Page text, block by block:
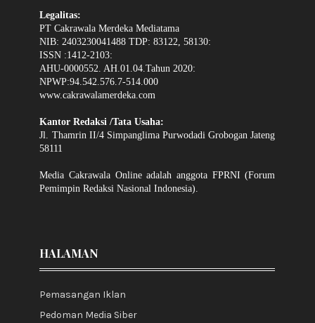
Legalitas:
PT Cakrawala Merdeka Mediatama
NIB: 2403230041488 TDP: 83122, 58130:
ISSN :1412-2103:
AHU-0000552. AH.01.04.Tahun 2020:
NPWP:94.542.576.7-514.000
www.cakrawalamerdeka.com
Kantor Redaksi /Tata Usaha:
Jl. Thamrin II/4 Simpanglima Purwodadi Grobogan Jateng
58111
Media Cakrawala Online adalah anggota FPRNI (Forum
Pemimpin Redaksi Nasional Indonesia).
HALAMAN
Pemasangan Iklan
Pedoman Media Siber